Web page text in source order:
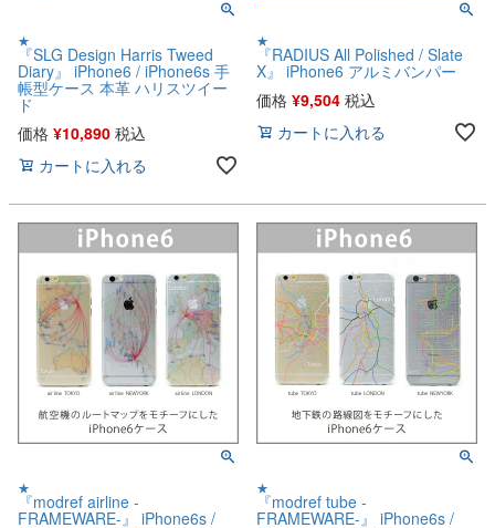
★
『SLG Design Harris Tweed
Diary』 iPhone6 / iPhone6s 手
帳型ケース 本革 ハリスツイー
ド
価格 ¥10,890 税込
カートに入れる
★
『RADIUS All Polished / Slate
X』 iPhone6 アルミバンパー
価格 ¥9,504 税込
カートに入れる
★
『modref airline -
FRAMEWARE-』 iPhone6s /
★
『modref tube -
FRAMEWARE-』 iPhone6s /